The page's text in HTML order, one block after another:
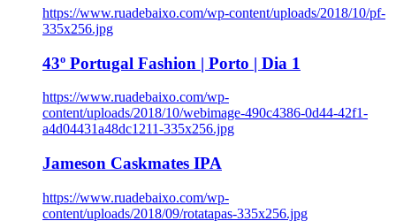
https://www.ruadebaixo.com/wp-content/uploads/2018/10/pf-
335x256.jpg
43º Portugal Fashion | Porto | Dia 1
https://www.ruadebaixo.com/wp-
content/uploads/2018/10/webimage-490c4386-0d44-42f1-
a4d04431a48dc1211-335x256.jpg
Jameson Caskmates IPA
https://www.ruadebaixo.com/wp-
content/uploads/2018/09/rotatapas-335x256.jpg